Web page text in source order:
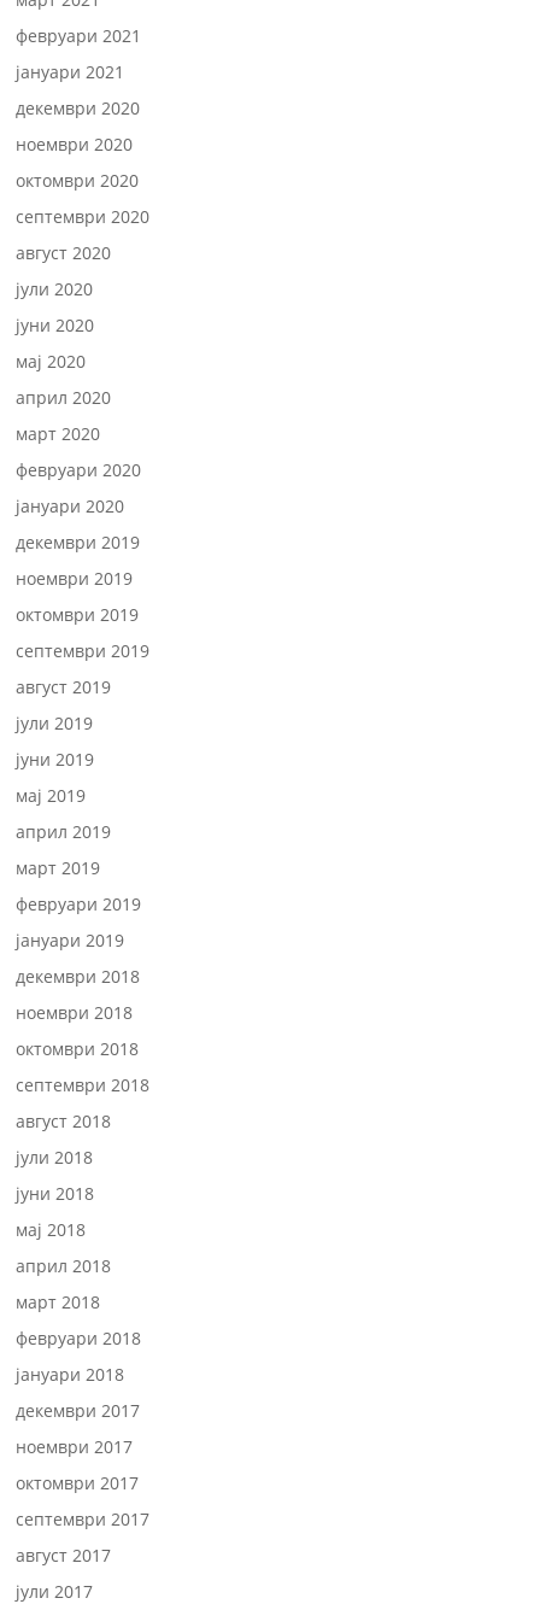
февруари 2021
јануари 2021
декември 2020
ноември 2020
октомври 2020
септември 2020
август 2020
јули 2020
јуни 2020
мај 2020
април 2020
март 2020
февруари 2020
јануари 2020
декември 2019
ноември 2019
октомври 2019
септември 2019
август 2019
јули 2019
јуни 2019
мај 2019
април 2019
март 2019
февруари 2019
јануари 2019
декември 2018
ноември 2018
октомври 2018
септември 2018
август 2018
јули 2018
јуни 2018
мај 2018
април 2018
март 2018
февруари 2018
јануари 2018
декември 2017
ноември 2017
октомври 2017
септември 2017
август 2017
јули 2017